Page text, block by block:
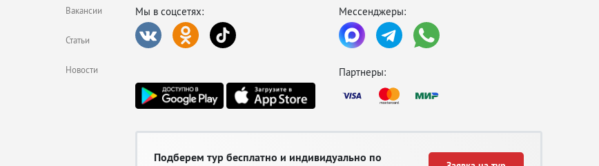
Вакансии
Статьи
Новости
Мы в соцсетях: Мессенджеры:
Партнеры:
Подберем тур бесплатно и индивидуально по